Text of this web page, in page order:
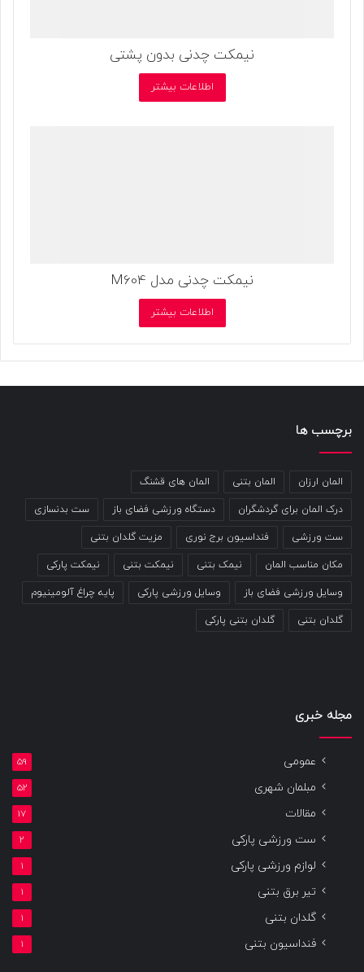
نیمکت چدنی بدون پشتی
اطلاعات بیشتر
نیمکت چدنی مدل M604
اطلاعات بیشتر
برچسب ها
المان ارزان المان بتنی المان های قشنگ
درک المان برای گردشگران دستگاه ورزشی فضای باز ست بدنسازی
ست ورزشی فنداسیون برج نوری مزیت گلدان بتنی
مکان مناسب المان نیمک بتنی نیمکت بتنی نیمکت پارکی
وسایل ورزشی فضای باز وسایل ورزشی پارکی پایه چراغ آلومینیوم
گلدان بتنی گلدان بتنی پارکی
مجله خبری
عمومی 59
مبلمان شهری 52
مقالات 17
ست ورزشی پارکی 2
لوازم ورزشی پارکی 1
تیر برق بتنی 1
گلدان بتنی 1
فنداسیون بتنی 1